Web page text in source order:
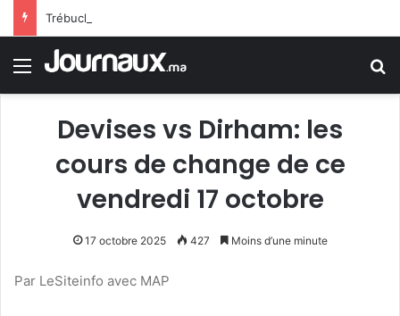
Menu
Devises vs Dirham: les
cours de change de ce
vendredi 17 octobre
17 octobre 2025 427 Moins d’une minute
Par LeSiteinfo avec MAP